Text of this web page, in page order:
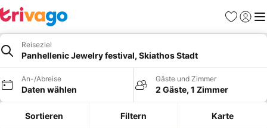
Favoriten
Reiseziel
Panhellenic Jewelry festival, Skiathos Stadt
An-/Abreise
Daten wählen
Gäste und Zimmer
2 Gäste, 1 Zimmer
Sortieren Filtern Karte